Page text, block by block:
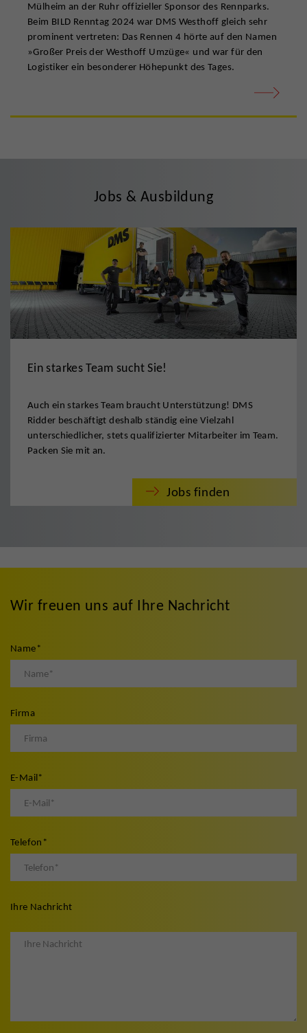
Mülheim an der Ruhr offizieller Sponsor des Rennparks.
Beim BILD Renntag 2024 war DMS Westhoff gleich sehr
prominent vertreten: Das Rennen 4 hörte auf den Namen
»Großer Preis der Westhoff Umzüge« und war für den
Logistiker ein besonderer Höhepunkt des Tages.
Jobs & Ausbildung
Ein starkes Team sucht Sie!
Auch ein starkes Team braucht Unterstützung! DMS
Ridder beschäftigt deshalb ständig eine Vielzahl
unterschiedlicher, stets qualifizierter Mitarbeiter im Team.
Packen Sie mit an.
Jobs finden
Wir freuen uns auf Ihre Nachricht
Name*
Firma
E-Mail*
Telefon *
Ihre Nachricht